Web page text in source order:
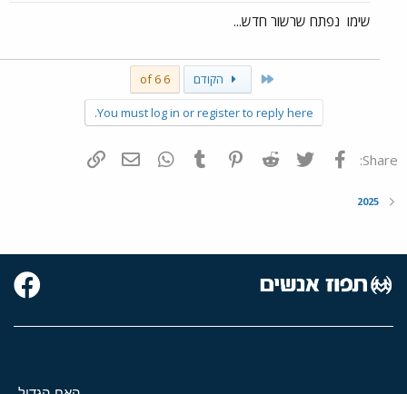
שימו נפתח שרשור חדש...
First הקודם 6 of 6
You must log in or register to reply here.
Share: פייסבוק Twitter
Reddit
Pinterest
Tumblr
WhatsAppדואר אלקטרוני
2025